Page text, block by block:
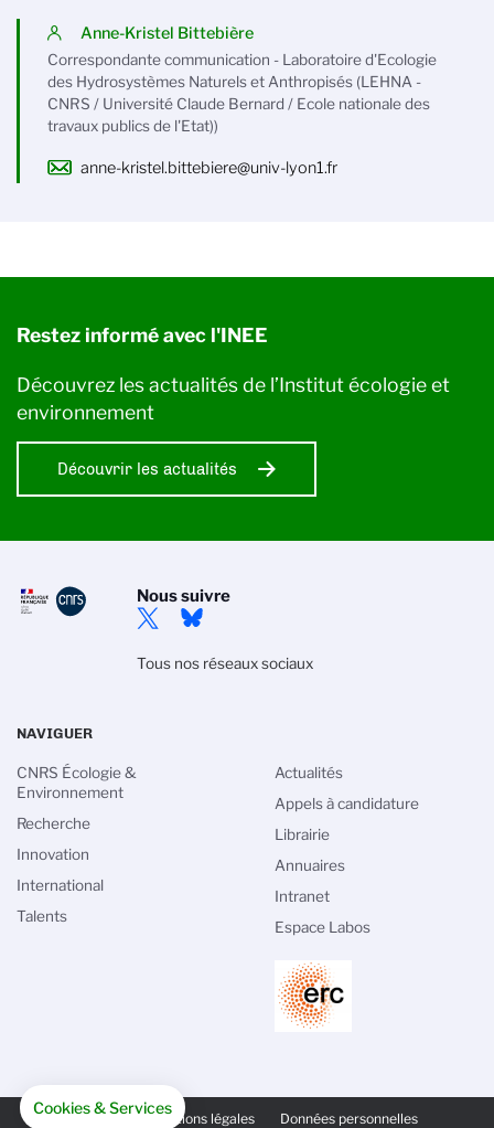
Anne-Kristel Bittebière
Correspondante communication - Laboratoire d'Ecologie
des Hydrosystèmes Naturels et Anthropisés (LEHNA -
CNRS / Université Claude Bernard / Ecole nationale des
travaux publics de l'Etat))
anne-kristel.bittebiere@univ-lyon1.fr
Restez informé avec l'INEE
Découvrez les actualités de l’Institut écologie et
environnement
Découvrir les actualités
Nous suivre
Tous nos réseaux sociaux
PIED
Crédits Mentions légales Données personnelles
NAVIGUER
CNRS Écologie &
Environnement
Recherche
Innovation
International
Talents
Actualités
Appels à candidature
Librairie
Annuaires
Intranet
Espace Labos
Cookies & Services